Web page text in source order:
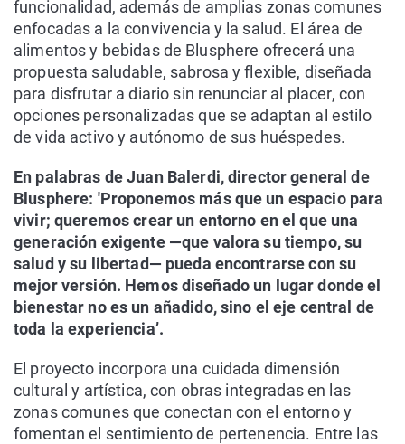
funcionalidad, además de amplias zonas comunes
enfocadas a la convivencia y la salud. El área de
alimentos y bebidas de Blusphere ofrecerá una
propuesta saludable, sabrosa y flexible, diseñada
para disfrutar a diario sin renunciar al placer, con
opciones personalizadas que se adaptan al estilo
de vida activo y autónomo de sus huéspedes.
En palabras de Juan Balerdi, director general de
Blusphere: 'Proponemos más que un espacio para
vivir; queremos crear un entorno en el que una
generación exigente —que valora su tiempo, su
salud y su libertad— pueda encontrarse con su
mejor versión. Hemos diseñado un lugar donde el
bienestar no es un añadido, sino el eje central de
toda la experiencia’.
El proyecto incorpora una cuidada dimensión
cultural y artística, con obras integradas en las
zonas comunes que conectan con el entorno y
fomentan el sentimiento de pertenencia. Entre las